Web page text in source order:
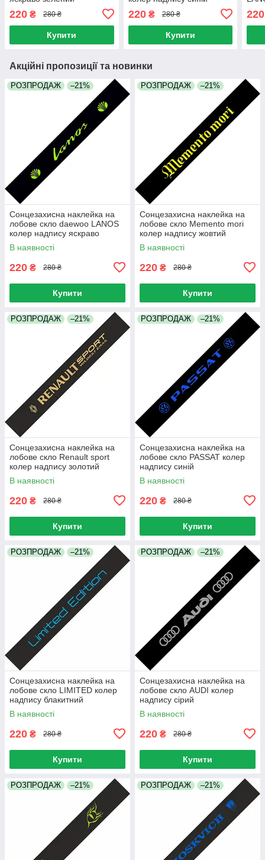
220 ₴ 280 ₴
Купити
220₴ 280 ₴
Купити
220
Акційні пропозиції та новинки
РОЗПРОДАЖ –21%
Сонцезахисна наклейка на
лобове скло daewoo LANOS
колер надпису яскраво
зелений
В наявності
220 ₴ 280 ₴
Купити
РОЗПРОДАЖ –21%
Сонцезахисна наклейка на
лобове скло Memento mori
колер надпису жовтий
В наявності
220 ₴ 280 ₴
Купити
РОЗПРОДАЖ –21%
Сонцезахисна наклейка на
лобове скло Renault sport
колер надпису золотий
В наявності
220 ₴ 280 ₴
Купити
РОЗПРОДАЖ –21%
Сонцезахисна наклейка на
лобове скло PASSAT колер
надпису синій
В наявності
220 ₴ 280 ₴
Купити
РОЗПРОДАЖ –21%
Сонцезахисна наклейка на
лобове скло LIMITED колер
надпису блакитний
В наявності
220 ₴ 280 ₴
Купити
РОЗПРОДАЖ –21%
Сонцезахисна наклейка на
лобове скло AUDI колер
надпису сірий
В наявності
220 ₴ 280 ₴
Купити
РОЗПРОДАЖ –21% РОЗПРОДАЖ –21%